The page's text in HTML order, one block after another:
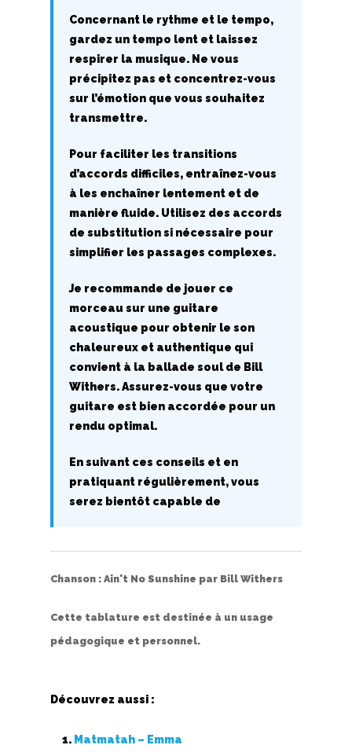
Concernant le rythme et le tempo,
gardez un tempo lent et laissez
respirer la musique. Ne vous
précipitez pas et concentrez-vous
sur l’émotion que vous souhaitez
transmettre.
Pour faciliter les transitions
d’accords difficiles, entraînez-vous
à les enchaîner lentement et de
manière fluide. Utilisez des accords
de substitution si nécessaire pour
simplifier les passages complexes.
Je recommande de jouer ce
morceau sur une guitare
acoustique pour obtenir le son
chaleureux et authentique qui
convient à la ballade soul de Bill
Withers. Assurez-vous que votre
guitare est bien accordée pour un
rendu optimal.
En suivant ces conseils et en
pratiquant régulièrement, vous
serez bientôt capable de
Chanson : Ain't No Sunshine par Bill Withers
Cette tablature est destinée à un usage
pédagogique et personnel.
Découvrez aussi :
Matmatah – Emma
Z
Nouvelles tabs